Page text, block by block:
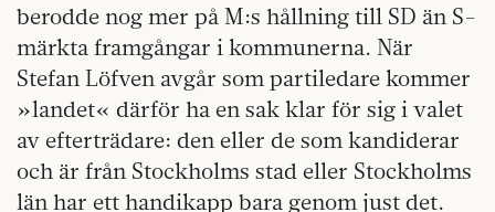
berodde nog mer på M:s hållning till SD än S-
märkta framgångar i kommunerna. När
Stefan Löfven avgår som partiledare kommer
»landet« därför ha en sak klar för sig i valet
av efterträdare: den eller de som kandiderar
och är från Stockholms stad eller Stockholms
län har ett handikapp bara genom just det.